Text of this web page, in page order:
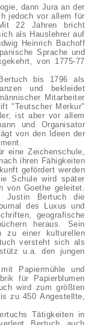
dann Jura an der
jedoch vor allem für
22 Jahren bricht
als Hauslehrer auf
Heinrich Bachoff
Sprache und
von 1775-77
bis 1796 als
und bekleidet
Mitarbeiter
"Teutscher Merkur"
ist aber vor allem
und Organisator
von den Ideen der
eine Zeichenschule,
ihren Fähigkeiten
gefördert werden
Schule wird später
von Goethe geleitet.
Justin Bertuch die
des Luxus und
geografische
heraus. Sein
zu einer kulturellen
versteht sich als
u.a. den jungen
Papiermühle und
für Papierblumen
wird zum größten
zu 450 Angestellte,
Tätigkeiten in